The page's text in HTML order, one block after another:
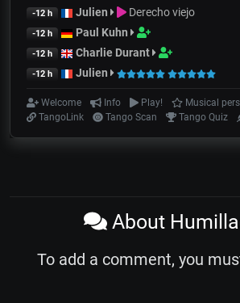
-12 h Julien Derecho viejo
-12 h Paul Kuhn
-12 h Charlie Durant
-12 h Julien
Welcome Info Play!
Musical
TangoLink
Tango Scan Tango Quiz
About
To add a comment, you